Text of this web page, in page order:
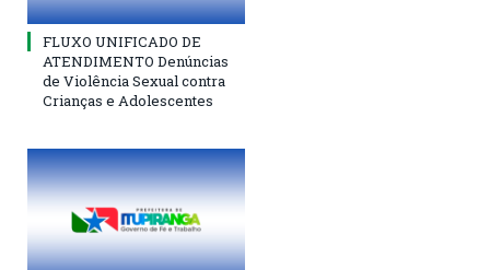
FLUXO UNIFICADO DE
ATENDIMENTO Denúncias
de Violência Sexual contra
Crianças e Adolescentes